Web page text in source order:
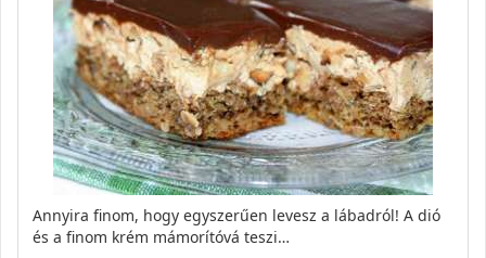
Annyira finom, hogy egyszerűen levesz a lábadról! A dió
és a finom krém mámorítóvá teszi…